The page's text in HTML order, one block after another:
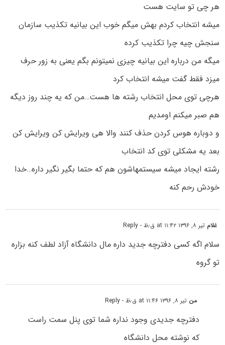
هر چی تو سایت هست
میشه انتخاب کردم بهش میگم خوب این بیانیه تکذیب سازمان
سنجش چیه چرا تکذیب کرده
میگه من درباره این بیانیه چیزی نمیتونم بگم یعنی به زور حرف
میزد فقط گفت میشه انتخاب کرد
هرچی توی محل انتخاب رشته ها هست…من که یه چند روز دیگه
هم صبر میکنم اومدیم
و دوباره هوس کردن حذف کنند والا هی ویرایش کن ویرایش کن
بعد یه مشکلی توی کد انتخاب
رشته ایجاد میشه سیستمهاشون هم که حتما بگیر نگیر داره…خدا
خودش رحم کنه
غلام تیر ۸, ۱۳۹۶ at ۱۱:۴۲ ق٫ظ - Reply
سلام اگه کسی دفترچه جدید داره مال دانشگاه آزاد لطف کنه بزاره
تو گروه
من تیر ۸, ۱۳۹۶ at ۱۱:۴۶ ق٫ظ - Reply
دفترچه جدیدی وجود نداره شما توی پنل سمت راست
که نوشته محل دانشگاه